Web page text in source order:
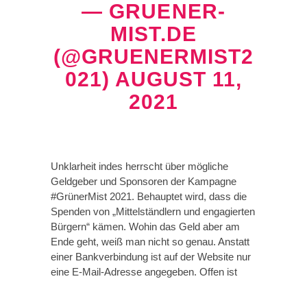
— GRUENER-
MIST.DE
(@GRUENERMIST2
021) AUGUST 11,
2021
Unklarheit indes herrscht über mögliche
Geldgeber und Sponsoren der Kampagne
#GrünerMist 2021. Behauptet wird, dass die
Spenden von „Mittelständlern und engagierten
Bürgern“ kämen. Wohin das Geld aber am
Ende geht, weiß man nicht so genau. Anstatt
einer Bankverbindung ist auf der Website nur
eine E-Mail-Adresse angegeben. Offen ist